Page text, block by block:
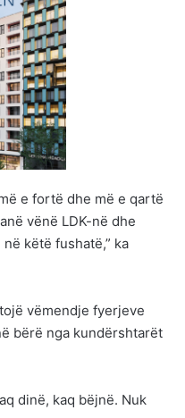
e fortë dhe më e qartë
vënë LDK-në dhe
këtë fushatë,” ka
vëmendje fyerjeve
bërë nga kundërshtarët
dinë, kaq bëjnë. Nuk